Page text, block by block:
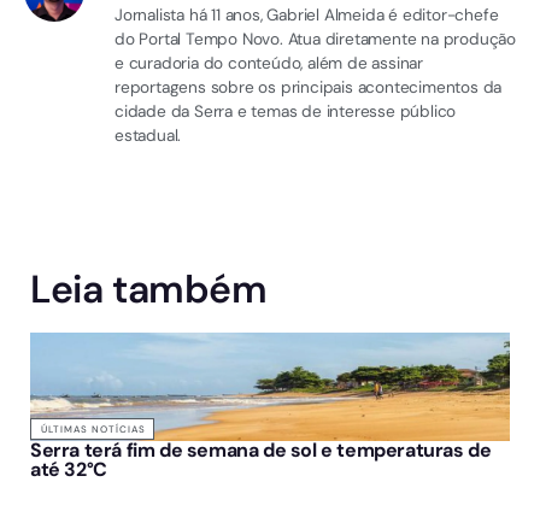
Jornalista há 11 anos, Gabriel Almeida é editor-chefe
do Portal Tempo Novo. Atua diretamente na produção
e curadoria do conteúdo, além de assinar
reportagens sobre os principais acontecimentos da
cidade da Serra e temas de interesse público
estadual.
Leia também
ÚLTIMAS NOTÍCIAS
Serra terá fim de semana de sol e temperaturas de
até 32°C